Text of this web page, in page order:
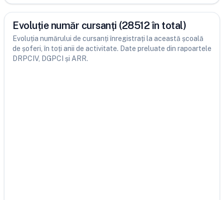
Evoluție număr cursanți (28512 în total)
Evoluția numărului de cursanți înregistrați la această școală
de șoferi, în toți anii de activitate. Date preluate din rapoartele
DRPCIV, DGPCI și ARR.